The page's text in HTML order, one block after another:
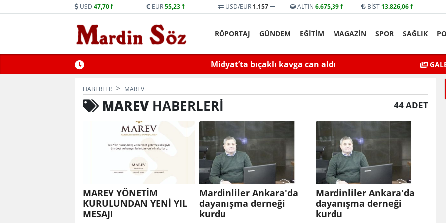
USD 47,70 EUR55,23 USD/EUR 1.157 ALTIN 6.675,39 BİST 13.826,06
RÖPORTAJ GÜNDEM EĞİTİM MAGAZİN SPOR SAĞLIK
Trafiğe Kapatılacak Midyat’ta bıçaklı kavga can aldı
Mardin’de Ceza
HABERLER MAREV
MAREV HABERLERI 44 ADET
MAREV YÖNETİM
KURULUNDAN YENİ YIL
MESAJI
Mardinliler Ankara'da
dayanışma derneği
kurdu
Mardinliler Ankara'da
dayanışma derneği
kurdu